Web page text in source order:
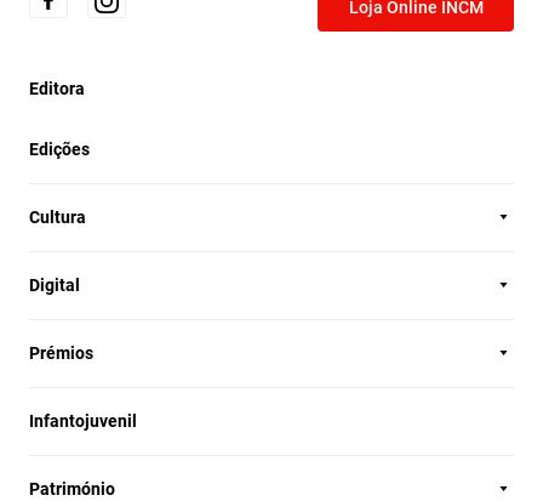
Loja Online INCM
Editora
Edições
Cultura
Digital
Prémios
Infantojuvenil
Património